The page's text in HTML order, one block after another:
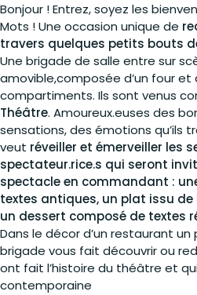
Bonjour ! Entrez, soyez les
Mots ! Une occasion unique de
travers quelques petits bouts
Une brigade de salle entre sur
amovible,composée d’un four
compartiments. Ils sont venus
Théâtre. Amoureux.euses des
sensations, des émotions qu’ils
veut réveiller et émerveiller les
spectateur.rice.s qui seront
spectacle en commandant :
textes antiques, un plat issu
un dessert composé de textes
Dans le décor d’un restaurant un
brigade vous fait découvrir ou
ont fait l’histoire du théâtre et
contemporaine